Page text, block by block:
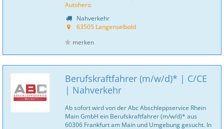
Autohero
Nahverkehr
63505 Langenselbold
merken
Berufskraftfahrer (m/w/d)* | C/CE
| Nahverkehr
Ab sofort wird von der Abc Abschleppservice Rhein
Main GmbH ein Berufskraftfahrer (m/w/d)* aus
60306 Frankfurt am Main und Umgebung gesucht. In